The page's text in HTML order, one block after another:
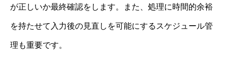
が正しいか最終確認をします。また、処理に時間的余裕
を持たせて入力後の見直しを可能にするスケジュール管
理も重要です。